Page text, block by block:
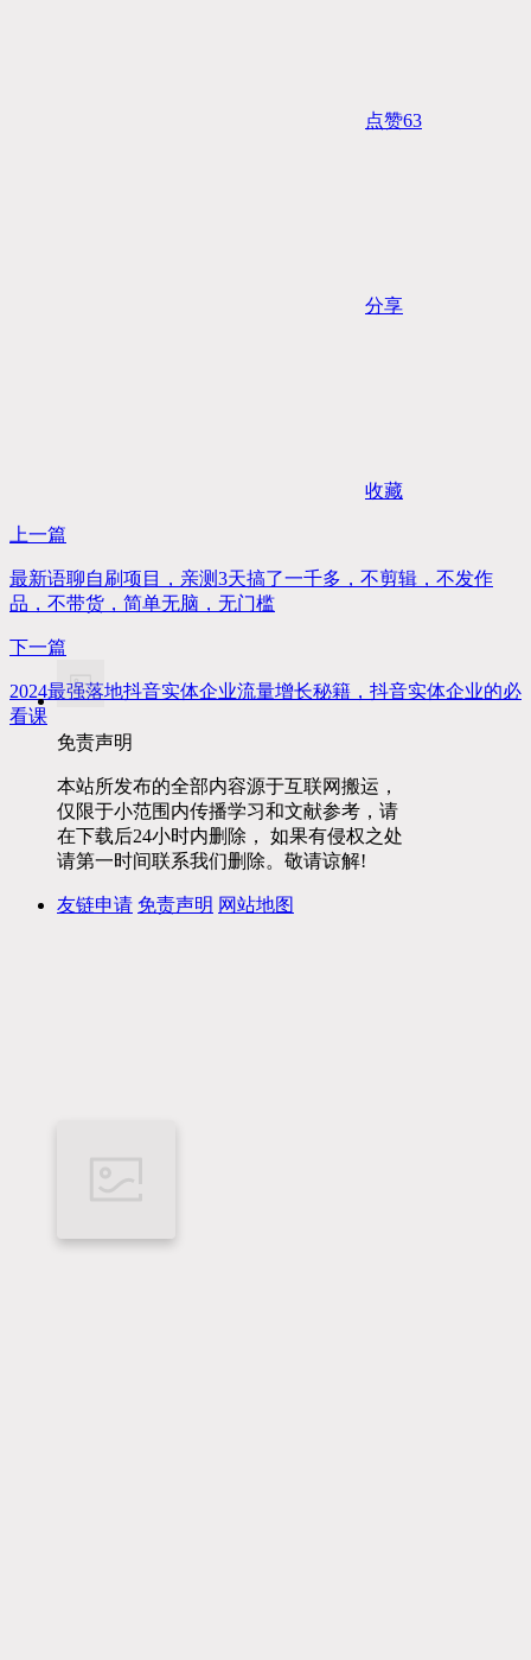
点赞63
分享
收藏
上一篇
最新语聊自刷项目，亲测3天搞了一千多，不剪辑，不发作
品，不带货，简单无脑，无门槛
下一篇
2024最强落地抖音实体企业流量增长秘籍，抖音实体企业的必
看课
免责声明
本站所发布的全部内容源于互联网搬运，
仅限于小范围内传播学习和文献参考，请
在下载后24小时内删除， 如果有侵权之处
请第一时间联系我们删除。敬请谅解!
友链申请 免责声明 网站地图